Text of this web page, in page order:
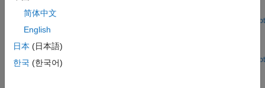
A set of complete CAD assemblies in Autodesk Inventor.
Open Live Script
Robot Arm
A robot arm assembly in Autodesk Inventor.
Open Live Script
简体中文
English
日本 (日本語)
한국 (한국어)